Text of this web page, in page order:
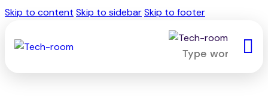
Skip to content Skip to sidebarSkip to footer